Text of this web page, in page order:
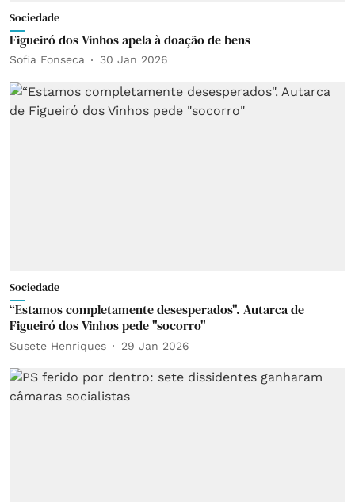
Sociedade
Figueiró dos Vinhos apela à doação de bens
Sofia Fonseca 30 Jan 2026
Sociedade
“Estamos completamente desesperados". Autarca de
Figueiró dos Vinhos pede "socorro"
Susete Henriques 29 Jan 2026